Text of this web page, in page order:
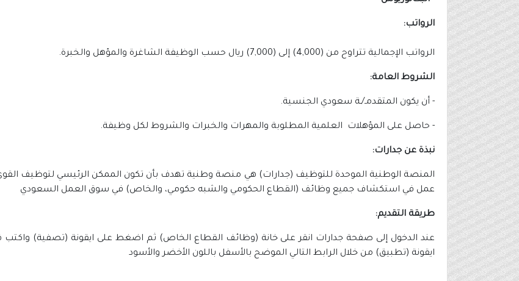
الرواتب:
الرواتب الإجمالية تتراوح من (4,000) إلى (7,000) ريال حسب الوظيفة الشاغرة والمؤهل والخبرة.
الشروط العامة:
- أن يكون المتقدمـ/ـة سعودي الجنسية.
- حاصل على المؤهلات العلمية المطلوبة والمهرات والخبرات والشروط لكل وظيفة.
نبذة عن جدارات:
المنصة الوطنية الموحدة للتوظيف (جدارات) هي منصة وطنية تهدف بأن تكون الممكن الرئيسي لتوظيف
عمل في استكشاف جميع وظائف (القطاع الحكومي والشبه حكومي، والخاص) في سوق العمل السعودي
طريقة التقديم:
عند الدخول إلى صفحة جدارات انقر على خانة (وظائف القطاع الخاص) ثم اضغط على ايقونة (تصفية)
ايقونة (تطبيق) من خلال الرابط التالي الموضح بالأسفل باللون الأخضر والأسود